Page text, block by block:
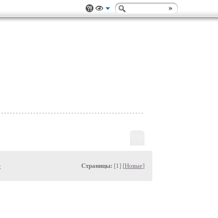
Страницы: [1] [Новые]